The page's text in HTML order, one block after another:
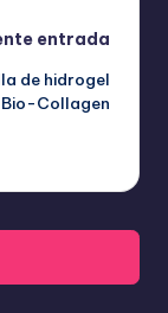
entrada
de hidrogel
Bio-Collagen